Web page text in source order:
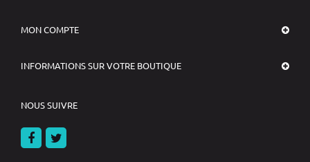
MON COMPTE
INFORMATIONS SUR VOTRE BOUTIQUE
NOUS SUIVRE